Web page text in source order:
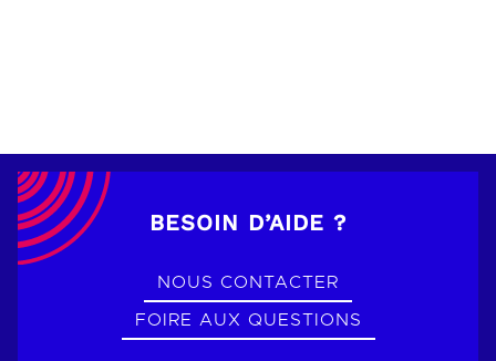
BESOIN D’AIDE ?
NOUS CONTACTER
FOIRE AUX QUESTIONS